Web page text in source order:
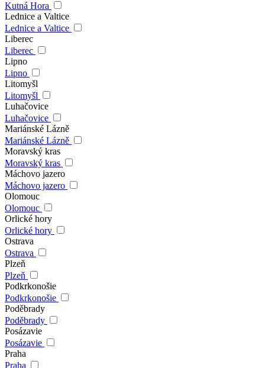
Kutná Hora
Lednice a Valtice
Lednice a Valtice
Liberec
Liberec
Lipno
Lipno
Litomyšl
Litomyšl
Luhačovice
Luhačovice
Mariánské Lázně
Mariánské Lázně
Moravský kras
Moravský kras
Máchovo jazero
Máchovo jazero
Olomouc
Olomouc
Orlické hory
Orlické hory
Ostrava
Ostrava
Plzeň
Plzeň
Podkrkonošie
Podkrkonošie
Poděbrady
Poděbrady
Posázavie
Posázavie
Praha
Praha